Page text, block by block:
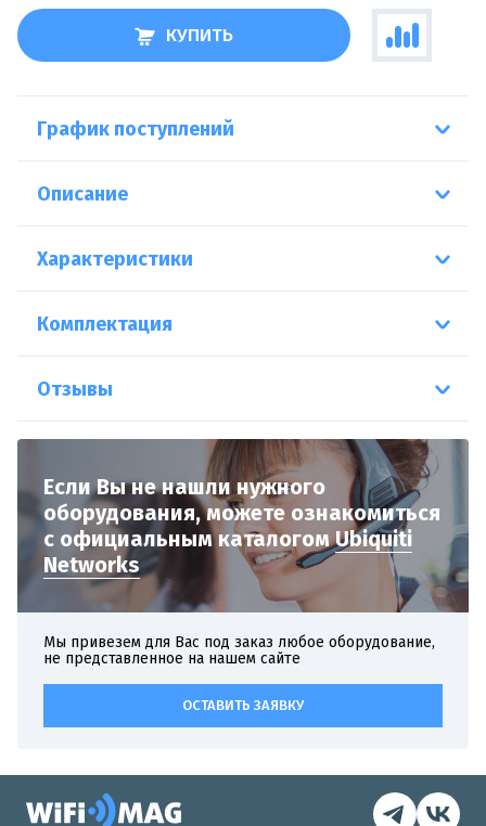
КУПИТЬ
График поступлений
Описание
Характеристики
Комплектация
Отзывы
Если Вы не нашли нужного
оборудования,можете ознакомиться
с официальнымкаталогомUbiquiti
Networks
Мы привезем для Вас под заказ любое оборудование,
не представленное на нашем сайте
ОСТАВИТЬ ЗАЯВКУ